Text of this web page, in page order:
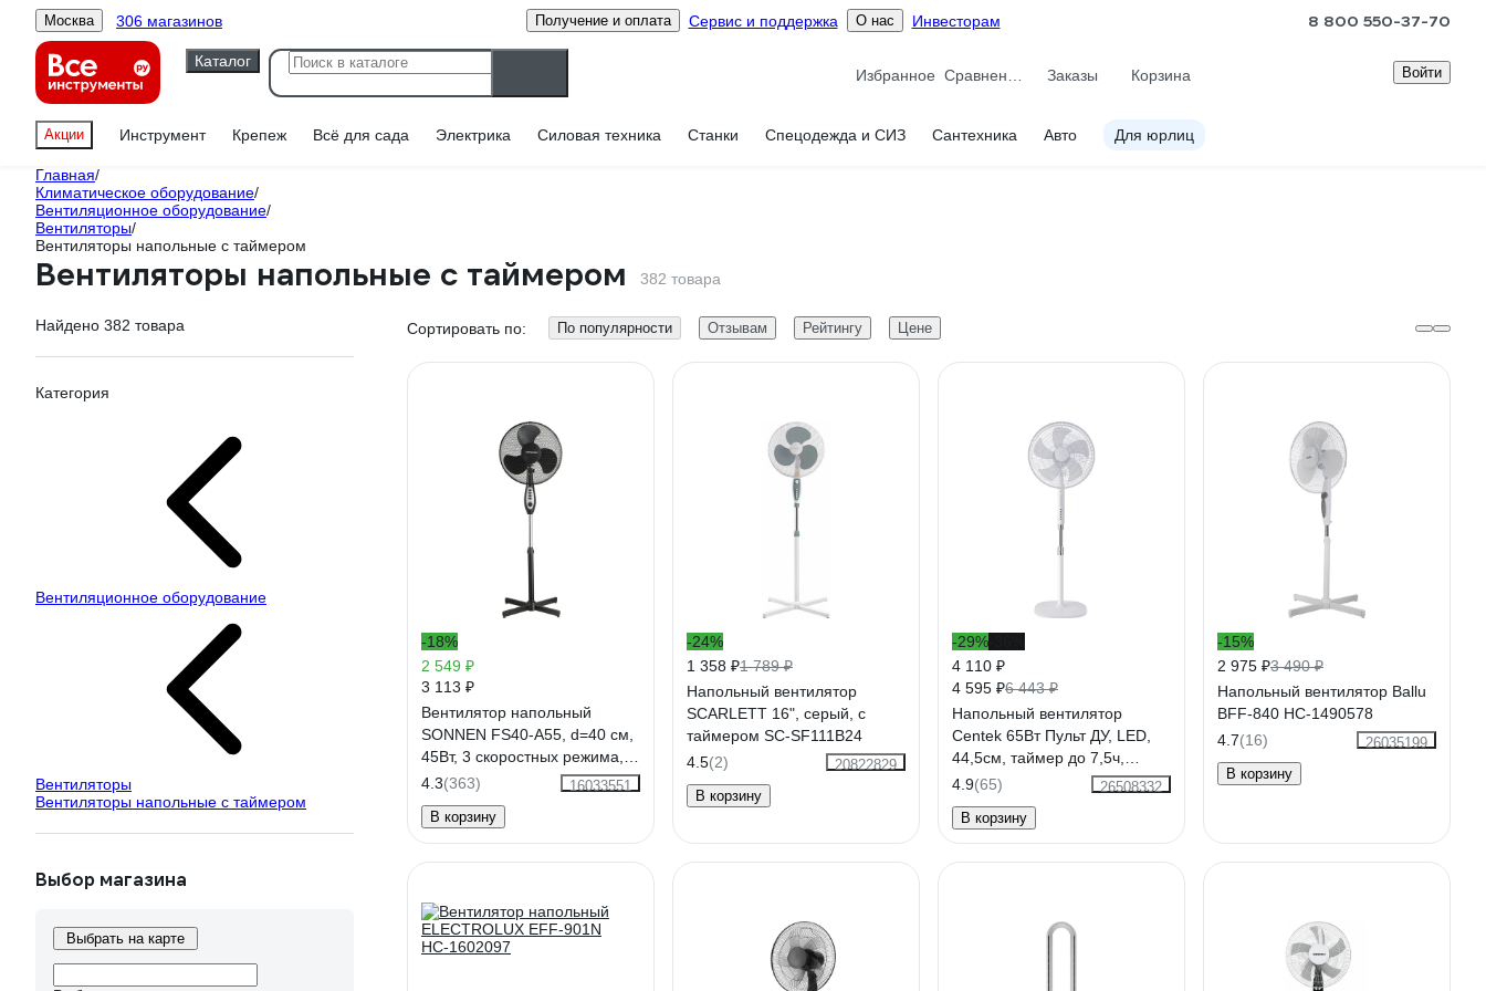
Москва 306 магазинов Получение и оплата Сервис и поддержка О нас Инвесторам 8 800 550-37-70
Каталог
Избранное
Заказы Корзина Войти
Акции Инструмент Крепеж Всё для сада Электрика Силовая техника Станки Спецодежда и СИЗ Сантехника Авто Для юрлиц
Главная/
Климатическое оборудование/
Вентиляционное оборудование/
Вентиляторы/
Вентиляторы напольные с таймером
Вентиляторы напольные с таймером 382 товара
Найдено 382 товара
Категория
Вентиляционное оборудование
Вентиляторы
Вентиляторы напольные с таймером
Выбор магазина
Выбрать на карте
Сортировать по: По популярности Отзывам Рейтингу Цене
-18%
2 549 ₽
3 113 ₽
Вентилятор напольный
SONNEN FS40-A55, d=40 см,
45Вт, 3 скоростных режима,
таймер, черный, 451035
4.3(363)
16033551
В корзину
-24%
1 358 ₽1 789 ₽
Напольный вентилятор
SCARLETT 16", серый, с
таймером SC-SF111B24
4.5(2)
20822829
В корзину
-29%
4 110 ₽
4 595 ₽6 443 ₽
Напольный вентилятор
Centek 65Вт Пульт ДУ, LED,
44,5см, таймер до 7,5ч,
тяжелая база CT-5023
4.9(65)
26508332
В корзину
-15%
2 975 ₽3 490 ₽
Напольный вентилятор Ballu
BFF-840 НС-1490578
4.7(16)
26035199
В корзину